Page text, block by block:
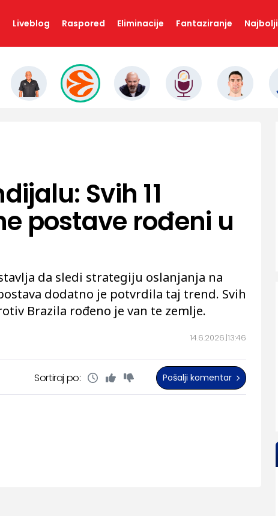
Liveblog Raspored Eliminacije Fantaziranje Najbolji
14.6.2026. 13:46
Svih 11
postave rođeni u
da sledi strategiju oslanjanja na
dodatno je potvrdila taj trend. Svih
Brazila rođeno je van te zemlje.
Sortiraj po: Pošalji komentar